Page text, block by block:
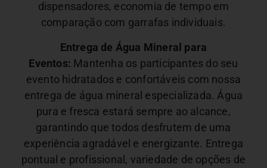
dispensadores, economia de tempo em
comparação com garrafas individuais.
Entrega de Água Mineral para
Eventos: Mantenha os participantes do seu
evento hidratados e confortáveis com nossa
entrega de água mineral especializada. Água
pura e fresca estará sempre ao alcance,
garantindo que todos desfrutem de uma
experiência agradável e energizante. Entrega
pontual e profissional, variedade de opções de